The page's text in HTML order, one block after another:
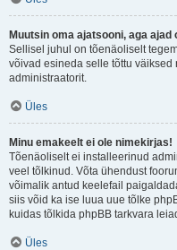
Muutsin oma ajatsooni, aga ajad
Sellisel juhul on tõenäoliselt
võivad esineda selle tõttu
administraatorit.
Üles
Minu emakeelt ei ole nimekirjas!
Tõenäoliselt ei installeerinud
veel tõlkinud. Võta ühendust
võimalik antud keelefail
siis võid ka ise luua uue tõlke
kuidas tõlkida phpBB tarkvara
Üles